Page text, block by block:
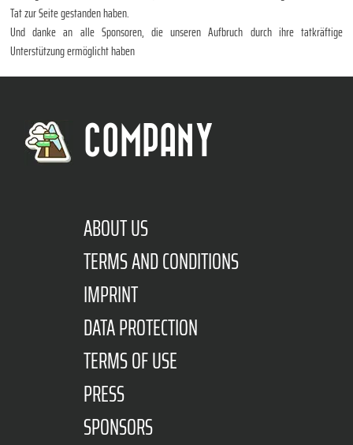
Tat zur Seite gestanden haben.
Und danke an alle Sponsoren, die unseren Aufbruch durch ihre tatkräftige
Unterstützung ermöglicht haben
COMPANY
ABOUT US
TERMS AND CONDITIONS
IMPRINT
DATA PROTECTION
TERMS OF USE
PRESS
SPONSORS